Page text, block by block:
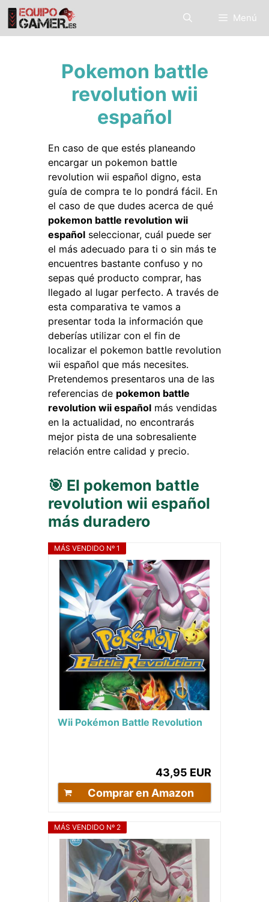
Saltar
contenido
Menú
Pokemon battle
revolution wii
español
En caso de que estés planeando
encargar un pokemon battle
revolution wii español digno, esta
guía de compra te lo pondrá fácil. En
el caso de que dudes acerca de qué
pokemon battle revolution wii
español seleccionar, cuál puede ser
el más adecuado para ti o sin más te
encuentres bastante confuso y no
sepas qué producto comprar, has
llegado al lugar perfecto. A través de
esta comparativa te vamos a
presentar toda la información que
deberías utilizar con el fin de
localizar el pokemon battle revolution
wii español que más necesites.
Pretendemos presentaros una de las
referencias de pokemon battle
revolution wii español más vendidas
en la actualidad, no encontrarás
mejor pista de una sobresaliente
relación entre calidad y precio.
🎯 El pokemon battle
revolution wii español
más duradero
MÁS VENDIDO Nº 1
Wii Pokémon Battle Revolution
43,95 EUR
Comprar en Amazon
MÁS VENDIDO Nº 2